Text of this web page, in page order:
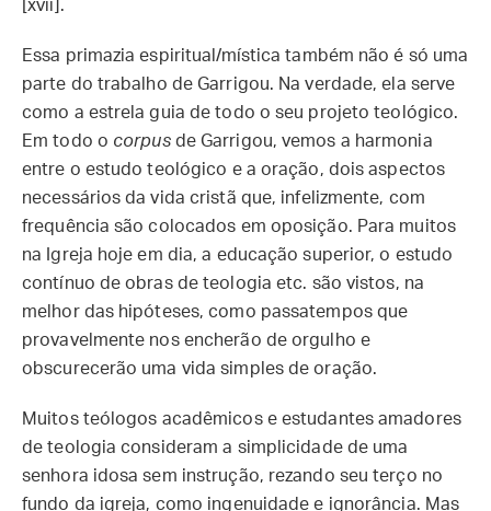
[xvii].
Essa primazia espiritual/mística também não é só uma
parte do trabalho de Garrigou. Na verdade, ela serve
como a estrela guia de todo o seu projeto teológico.
Em todo o corpusde Garrigou, vemos a harmonia
entre o estudo teológico e a oração, dois aspectos
necessários da vida cristã que, infelizmente, com
frequência são colocados em oposição. Para muitos
na Igreja hoje em dia, a educação superior, o estudo
contínuo de obras de teologia etc. são vistos, na
melhor das hipóteses, como passatempos que
provavelmente nos encherão de orgulho e
obscurecerão uma vida simples de oração.
Muitos teólogos acadêmicos e estudantes amadores
de teologia consideram a simplicidade de uma
senhora idosa sem instrução, rezando seu terço no
fundo da igreja, como ingenuidade e ignorância. Mas